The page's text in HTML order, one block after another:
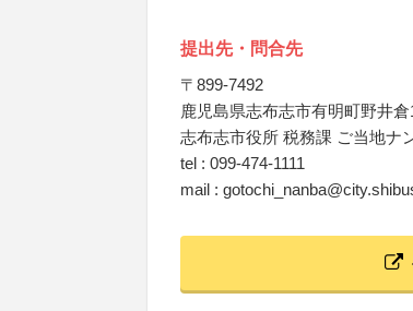
提出先・問合先
〒899-7492
鹿児島県志布志市有明町野井
志布志市役所 税務課 ご当地ナ
tel : 099-474-1111
mail :